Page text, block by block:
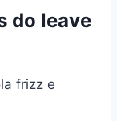
do leave
frizz e